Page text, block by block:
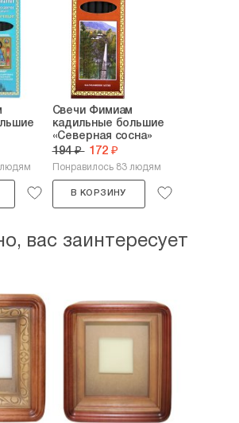
людям
Свечи Фимиам
кадильные большие
«Северная сосна»
194 ₽ 172 ₽
Понравилось 83 людям
В КОРЗИНУ
вас заинтересует